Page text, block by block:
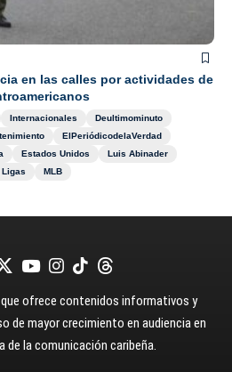
en las calles por actividades de
Internacionales
Deultimominuto
ElPeriódicodelaVerdad
Estados Unidos
Luis Abinader
Ligas MLB
ofrece contenidos informativos y
de mayor crecimiento en audiencia en
de la comunicación caribeña.